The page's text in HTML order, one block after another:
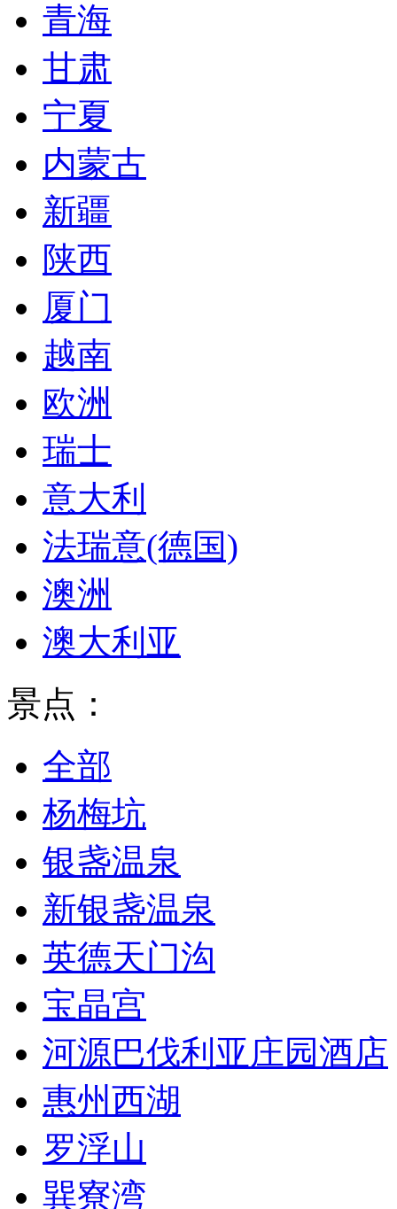
青海
甘肃
宁夏
内蒙古
新疆
陕西
厦门
越南
欧洲
瑞士
意大利
法瑞意(德国)
澳洲
澳大利亚
景点：
全部
杨梅坑
银盏温泉
新银盏温泉
英德天门沟
宝晶宫
河源巴伐利亚庄园酒店
惠州西湖
罗浮山
巽寮湾